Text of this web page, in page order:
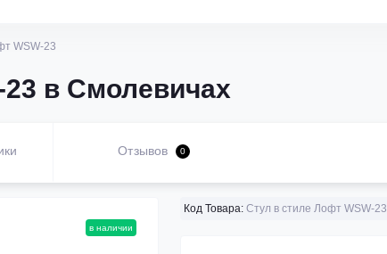
WSW-23
в Смолевичах
Отзывов 0
в наличии
Код Товара: Стул в стиле Лофт WSW-23